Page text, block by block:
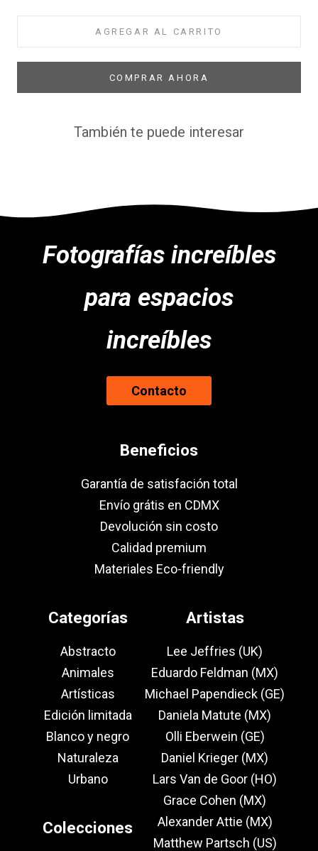
AGREGAR AL CARRITO
COMPRAR AHORA
También te puede interesar
Fotografías increíbles
para espacios
increíbles
Contacto
Beneficios
Garantía de satisfación total
Envío grátis en CDMX
Devolución sin costo
Calidad premium
Materiales Eco-friendly
Categorías
Abstracto
Animales
Artísticas
Edición limitada
Blanco y negro
Naturaleza
Urbano
Colecciones
Artistas
Lee Jeffries (UK)
Eduardo Feldman (MX)
Michael Papendieck (GE)
Daniela Matute (MX)
Olli Eberwein (GE)
Daniel Krieger (MX)
Lars Van de Goor (HO)
Grace Cohen (MX)
Alexander Attie (MX)
Matthew Partsch (US)